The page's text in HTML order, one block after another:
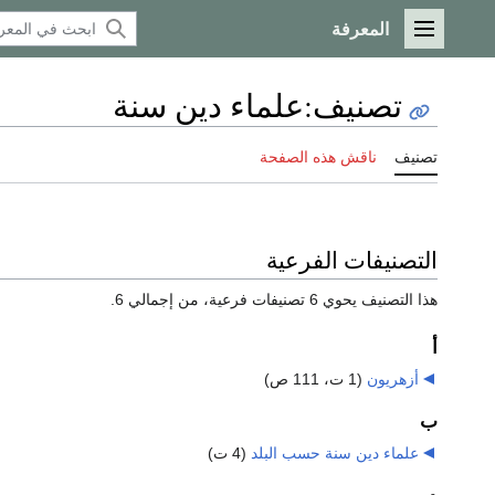
القائمة الرئيسية
المعرفة
تصنيف:علماء دين سنة
تصنيف ناقش هذه الصفحة
التصنيفات الفرعية
هذا التصنيف يحوي 6 تصنيفات فرعية، من إجمالي 6.
أزهريون (1 ت، 111 ص)
ب
علماء دين سنة حسب البلد (4 ت)